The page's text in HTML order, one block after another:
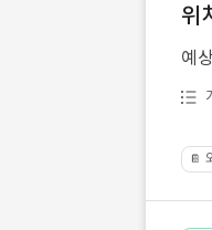
위
예
📔